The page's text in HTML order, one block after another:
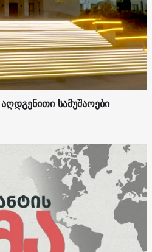
სამუშაოები